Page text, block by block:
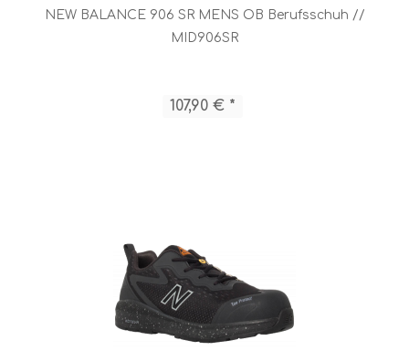
NEW BALANCE 906 SR MENS OB Berufsschuh //
MID906SR
107,90 € *